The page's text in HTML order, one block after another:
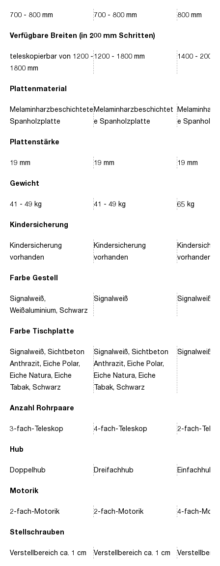
Verfügbare Breiten (in 200 mm Schritten)
Plattenmaterial
Plattenstärke
Gewicht
Kindersicherung
Farbe Gestell
Farbe Tischplatte
Anzahl Rohrpaare
Hub
Motorik
Stellschrauben
700 - 800 mm
teleskopierbar von 1200 -
1800 mm
Melaminharzbeschichtete
Spanholzplatte
19 mm
41 - 49 kg
Kindersicherung
vorhanden
Signalweiß,
Weißaluminium, Schwarz
Signalweiß, Sichtbeton
Anthrazit, Eiche Polar,
Eiche Natura, Eiche
Tabak, Schwarz
3-fach-Teleskop
Doppelhub
2-fach-Motorik
Verstellbereich ca. 1 cm
700 - 800 mm
1200 - 1800 mm
Melaminharzbeschichtet
e Spanholzplatte
19 mm
41 - 49 kg
Kindersicherung
vorhanden
Signalweiß
Signalweiß, Sichtbeton
Anthrazit, Eiche Polar,
Eiche Natura, Eiche
Tabak, Schwarz
4-fach-Teleskop
Dreifachhub
2-fach-Motorik
Verstellbereich ca. 1 cm
800 mm
1400 - 2000
e
19 mm
65 kg
vorhanden
Signalweiß,
Signalweiß,
2-fach-
Einfachhub
4-fach-